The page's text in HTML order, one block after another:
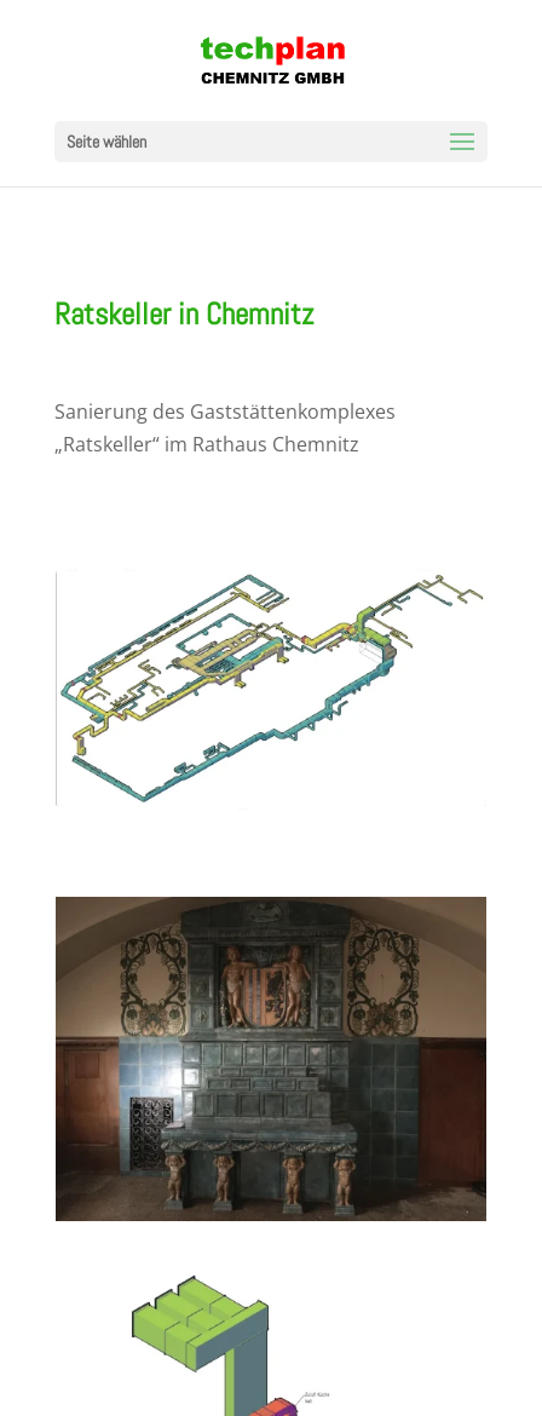
Seite wählen
Ratskeller in Chemnitz
Sanierung des Gaststättenkomplexes
„Ratskeller“ im Rathaus Chemnitz